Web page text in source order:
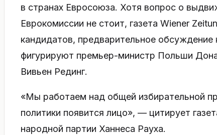
в странах Евросоюза. Хотя вопрос о
Еврокомиссии не стоит, газета Wiener
кандидатов, предварительное
фигурируют премьер-министр Польши
Вивьен Рединг.
«Мы работаем над общей избирательной
политики появится лицо», — цитирует
народной партии Ханнеса Рауха.